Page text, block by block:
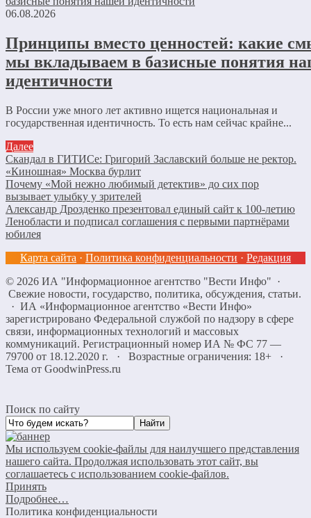
06.08.2026
Принципы вместо ценностей: какие
мы вкладываем в базисные понятия
идентичности
В России уже много лет активно ищется национальная и
государственная идентичность. То есть нам сейчас крайне...
Далее
Скандал в ГИТИСе: Григорий Заславский больше не ректор.
«Киношная» Москва бурлит
Почему «Мой нежно любимый детектив» до сих пор
вызывает улыбку у зрителей
Александр Дрозденко презентовал единый сайт к 100-летию
Ленобласти и подписал соглашения с первыми партнёрами
юбилея
Карта сайта · Политика конфиденциальности · Редакция
© 2026 ИА "Информационное агентство "Вести Инфо" ·
Свежие новости, государство, политика, обсуждения, статьи.
· ИА «Информационное агентство «Вести Инфо»
зарегистрировано Федеральной службой по надзору в сфере
связи, информационных технологий и массовых
коммуникаций. Регистрационный номер ИА № ФС 77 —
79700 от 18.12.2020 г. · Возрастные ограничения: 18+
·
Тема от GoodwinPress.ru
Поиск по сайту
Мы используем cookie-файлы для наилучшего представления
нашего сайта. Продолжая использовать этот сайт, вы
соглашаетесь с использованием cookie-файлов.
Принять
Подробнее…
Политика конфиденциальности